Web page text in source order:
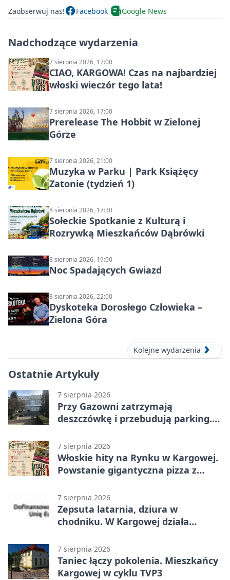
Zaobserwuj nas! Facebook Google News
Nadchodzące wydarzenia
7 sierpnia 2026, 17:00
CIAO, KARGOWA! Czas na najbardziej
włoski wieczór tego lata!
7 sierpnia 2026, 17:00
Prerelease The Hobbit w Zielonej
Górze
7 sierpnia 2026, 21:00
Muzyka w Parku | Park Książęcy
Zatonie (tydzień 1)
8 sierpnia 2026, 17:30
Sołeckie Spotkanie z Kulturą i
Rozrywką Mieszkańców Dąbrówki
8 sierpnia 2026, 19:00
Noc Spadających Gwiazd
8 sierpnia 2026, 22:00
Dyskoteka Dorosłego Człowieka –
Zielona Góra
Kolejne wydarzenia
Ostatnie Artykuły
7 sierpnia 2026
Przy Gazowni zatrzymają
deszczówkę i przebudują parking.
7 sierpnia 2026
Włoskie hity na Rynku w Kargowej.
Powstanie gigantyczna pizza z
7 sierpnia 2026
Zepsuta latarnia, dziura w
chodniku. W Kargowej działa
7 sierpnia 2026
Taniec łączy pokolenia. Mieszkańcy
Kargowej w cyklu TVP3